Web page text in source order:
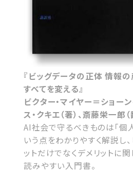
『ビッグデータの正体 情報
すべてを変える』
ビクター・マイヤー＝ショーン
ス・クキエ（著）、斎藤栄一郎（
AI社会で守るべきものは「個
いう点をわかりやすく解説し
ットだけでなくデメリットに
読みやすい入門書。